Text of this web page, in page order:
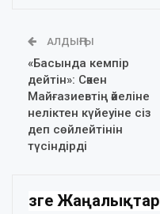
АЛДЫҢҒЫ
«Басында кемпір
дейтін»: Сәкен
Майғазиевтің әйеліне
неліктен күйеуіне сіз
деп сөйлейтінін
түсіндірді
Өзге Жаңалықтар